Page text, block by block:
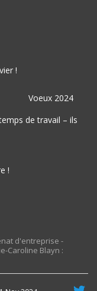
!
Voeux 2024
de travail – ils
!
d'entreprise -
Caroline Blayn :